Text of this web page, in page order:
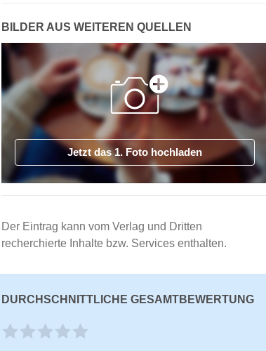
BILDER AUS WEITEREN QUELLEN
Jetzt das 1. Foto hochladen
Der Eintrag kann vom Verlag und Dritten
recherchierte Inhalte bzw. Services enthalten.
DURCHSCHNITTLICHE GESAMTBEWERTUNG